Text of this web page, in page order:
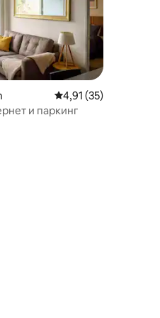
Просечна оцена:
4,91 (35)
и паркинг